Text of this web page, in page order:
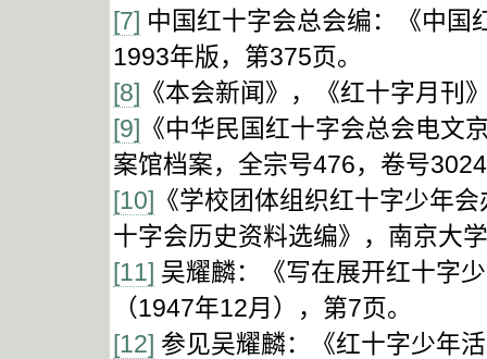
[7] 中国红十字会总会编：《中国
1993年版，第375页。
[8] 《本会新闻》，《红十字月刊
[9] 《中华民国红十字会总会电文
案馆档案，全宗号476，卷号
[10] 《学校团体组织红十字少年
十字会历史资料选编》，南京大
[11] 吴耀麟：《写在展开红十字
（1947年12月），第7页。
[12] 参见吴耀麟：《红十字少年